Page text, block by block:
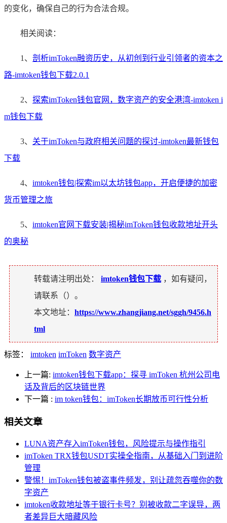
的变化，确保自己的行为合法合规。
相关阅读：
1、 剖析imToken融资历史，从初创到行业引领者的资本之
路-imtoken钱包下载2.0.1
2、 探索imToken钱包官网，数字资产的安全港湾-imtoken i
m钱包下载
3、 关于imToken与政府相关问题的探讨-imtoken最新钱包
下载
4、 imtoken钱包|探索im以太坊钱包app，开启便捷的加密
货币管理之旅
5、 imtoken官网下载安装|揭秘imToken钱包收款地址开头
的奥秘
转载请注明出处： imtoken钱包下载 ，如有疑问，
请联系（）。
本文地址： https://www.zhangjiang.net/sggh/9456.h
tml
标签： imtoken imToken 数字资产
上一篇: imtoken钱包下载app：探寻 imToken 杭州公司电
话及背后的区块链世界
下一篇 : im token钱包：imToken长期放币可行性分析
相关文章
LUNA资产存入imToken钱包，风险提示与操作指引
imToken TRX钱包USDT实操全指南，从基础入门到进阶
管理
警惕！imToken钱包被盗事件频发，别让疏忽吞噬你的数
字资产
imtoken收款地址等于银行卡号？别被收款二字误导，两
者差异巨大暗藏风险